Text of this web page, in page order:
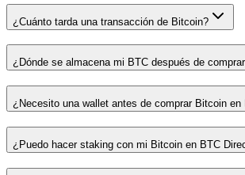
¿Cuánto tarda una transacción de Bitcoin?
¿Dónde se almacena mi BTC después de
¿Necesito una wallet antes de comprar Bitcoin en
¿Puedo hacer staking con mi Bitcoin en BTC